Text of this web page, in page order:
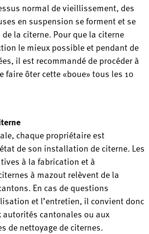
normal de vieillissement, des
en suspension se forment et se
la citerne. Pour que la citerne
le mieux possible et pendant de
il est recommandé de procéder à
faire ôter cette «boue» tous les 10
chaque propriétaire est
de son installation de citerne. Les
à la fabrication et à
à mazout relèvent de la
En cas de questions
et l’entretien, il convient donc
autorités cantonales ou aux
de nettoyage de citernes.